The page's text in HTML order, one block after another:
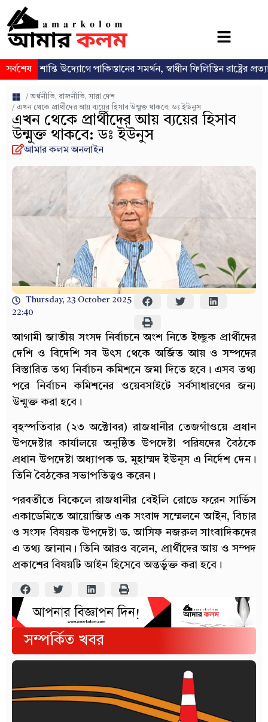
সর্বশেষউদ্যোগে পাকিস্তানের সমর্থন, স্বাধীন ফিলিস্তিন রাষ্ট্রের প্রত্যাশা
/অর্থনীতি, রাজনীতি, সারা দেশ
/ এখন থেকে প্রার্থীদের আয় ব্যয়ের হিসাব উন্মুক্ত থাকবে: ডঃ ইউনুস
এখন থেকে প্রার্থীদের আয় ব্যয়ের হিসাব
উন্মুক্ত থাকবে: ডঃ ইউনুস
আমার কলম অনলাইন
Thursday, 23 October 2025
22:40
আগামী জাতীয় সংসদ নির্বাচনে অংশ নিতে ইচ্ছুক প্রার্থীদের
দেশি ও বিদেশি সব উৎস থেকে অর্জিত আয় ও সম্পদের
বিস্তারিত তথ্য নির্বাচন কমিশনে জমা দিতে হবে। এসব তথ্য
পরে নির্বাচন কমিশনের ওয়েবসাইটে সর্বসাধারণের জন্য
উন্মুক্ত করা হবে।
বৃহস্পতিবার (২৩ অক্টোবর) রাজধানীর তেজগাঁওয়ে প্রধান
উপদেষ্টার কার্যালয়ে অনুষ্ঠিত উপদেষ্টা পরিষদের বৈঠকে
প্রধান উপদেষ্টা অধ্যাপক ড. মুহাম্মদ ইউনূস এ নির্দেশ দেন।
তিনি বৈঠকের সভাপতিত্বও করেন।
পরবর্তীতে বিকেলে রাজধানীর বেইলি রোডে ফরেন সার্ভিস
একাডেমিতে আয়োজিত এক সংবাদ সম্মেলনে আইন, বিচার
ও সংসদ বিষয়ক উপদেষ্টা ড. আসিফ নজরুল সাংবাদিকদের
এ তথ্য জানান। তিনি আরও বলেন, প্রার্থীদের আয় ও সম্পদ
প্রকাশের বিষয়টি আইন হিসেবে অন্তর্ভুক্ত করা হবে।
সম্পর্কিত খবর